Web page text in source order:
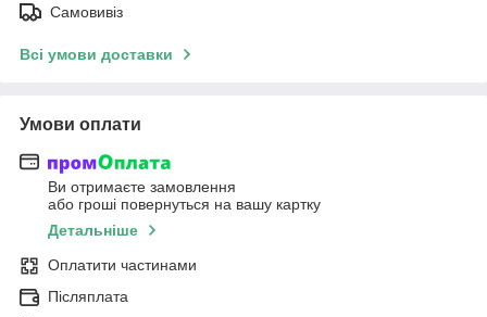
Самовивіз
Всі умови доставки
Умови оплати
Ви отримаєте замовлення
або гроші повернуться на вашу картку
Детальніше
Оплатити частинами
Післяплата